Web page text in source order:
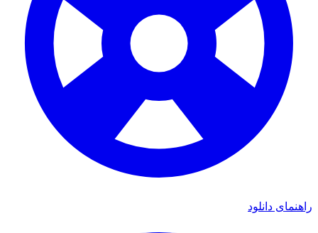
راهنمای دانلود